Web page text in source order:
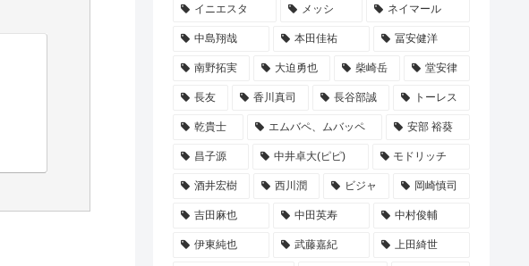
イニエスタ メッシ ネイマール
中島翔哉 本田佳祐 冨安健洋
南野拓実 大迫勇也 柴崎岳 堂安律
長友 香川真司 長谷部誠 トーレス
乾貴士 エムバペ、ムバッペ 安部 裕葵
昌子源 中井卓大(ピピ) モドリッチ
酒井宏樹 西川潤 ビジャ 岡崎慎司
吉田麻也 中田英寿 中村俊輔
伊東純也 武藤嘉紀 上田綺世